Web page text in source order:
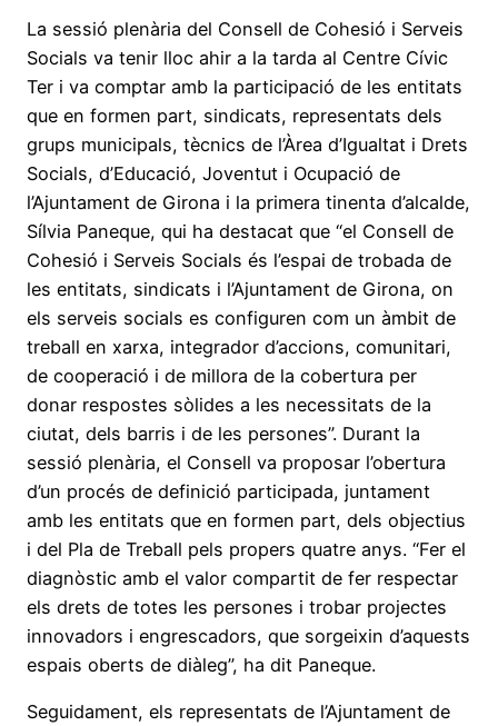
La sessió plenària del Consell de Cohesió i Serveis
Socials va tenir lloc ahir a la tarda al Centre Cívic
Ter i va comptar amb la participació de les entitats
que en formen part, sindicats, representats dels
grups municipals, tècnics de l’Àrea d’Igualtat i Drets
Socials, d’Educació, Joventut i Ocupació de
l’Ajuntament de Girona i la primera tinenta d’alcalde,
Sílvia Paneque, qui ha destacat que “el Consell de
Cohesió i Serveis Socials és l’espai de trobada de
les entitats, sindicats i l’Ajuntament de Girona, on
els serveis socials es configuren com un àmbit de
treball en xarxa, integrador d’accions, comunitari,
de cooperació i de millora de la cobertura per
donar respostes sòlides a les necessitats de la
ciutat, dels barris i de les persones”. Durant la
sessió plenària, el Consell va proposar l’obertura
d’un procés de definició participada, juntament
amb les entitats que en formen part, dels objectius
i del Pla de Treball pels propers quatre anys. “Fer el
diagnòstic amb el valor compartit de fer respectar
els drets de totes les persones i trobar projectes
innovadors i engrescadors, que sorgeixin d’aquests
espais oberts de diàleg”, ha dit Paneque.
Seguidament, els representats de l’Ajuntament de